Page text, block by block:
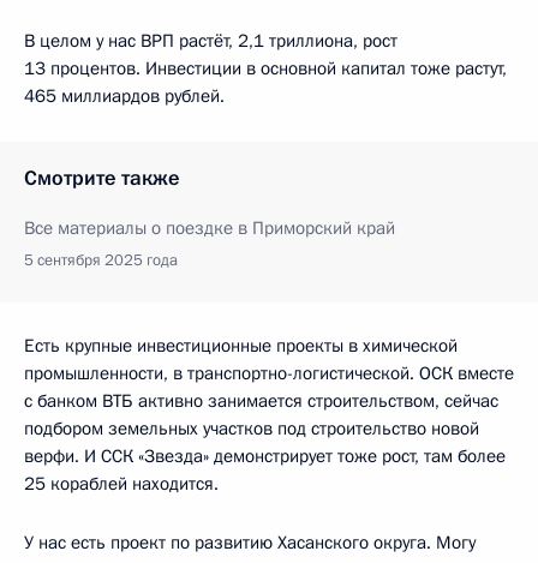
В целом у нас ВРП растёт, 2,1 триллиона, рост
13 процентов. Инвестиции в основной капитал тоже растут,
465 миллиардов рублей.
Смотрите также
Все материалы о поездке в Приморский край
5 сентября 2025 года
Есть крупные инвестиционные проекты в химической
промышленности, в транспортно-логистической. ОСК вместе
с банком ВТБ активно занимается строительством, сейчас
подбором земельных участков под строительство новой
верфи. И ССК «Звезда» демонстрирует тоже рост, там более
25 кораблей находится.
У нас есть проект по развитию Хасанского округа. Могу